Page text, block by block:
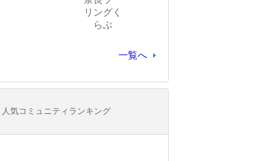
リングく
らぶ
一覧へ
人気コミュニティランキング